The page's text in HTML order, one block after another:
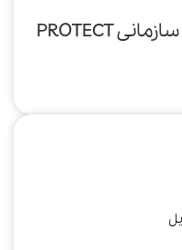
آنتی ویروس ESET نسخه سازمانی PROTECT